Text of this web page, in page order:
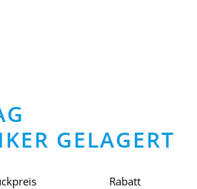
GELAGERT
Rabatt